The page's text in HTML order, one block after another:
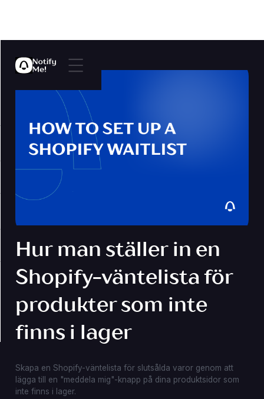
Hur man ställer in en
Shopify-väntelista för
produkter som inte
finns i lager
Skapa en Shopify-väntelista för slutsålda varor genom att
lägga till en "meddela mig"-knapp på dina produktsidor som
inte finns i lager.